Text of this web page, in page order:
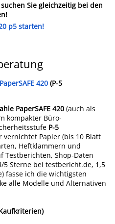
Sie gleichzeitig bei den
p5 starten!
420 (P-5
PaperSAFE 420 (auch als
kompakter Büro-
P-5
vernichtet Papier (bis 10 Blatt
Heftklammern und
Testberichten, Shop-Daten
5 Sterne bei testbericht.de, 1,5
fasse ich die wichtigsten
alle Modelle und Alternativen